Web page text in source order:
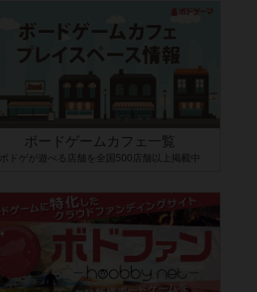
ボードゲームカフェ一覧
ボドゲが遊べる店舗を全国500店舗以上掲載中